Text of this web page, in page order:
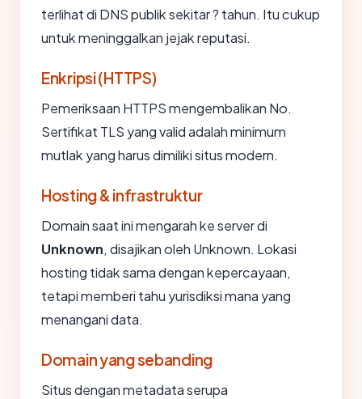
terlihat di DNS publik sekitar ? tahun. Itu cukup
untuk meninggalkan jejak reputasi.
Enkripsi (HTTPS)
Pemeriksaan HTTPS mengembalikan No.
Sertifikat TLS yang valid adalah minimum
mutlak yang harus dimiliki situs modern.
Hosting & infrastruktur
Domain saat ini mengarah ke server di
Unknown, disajikan oleh Unknown. Lokasi
hosting tidak sama dengan kepercayaan,
tetapi memberi tahu yurisdiksi mana yang
menangani data.
Domain yang sebanding
Situs dengan metadata serupa